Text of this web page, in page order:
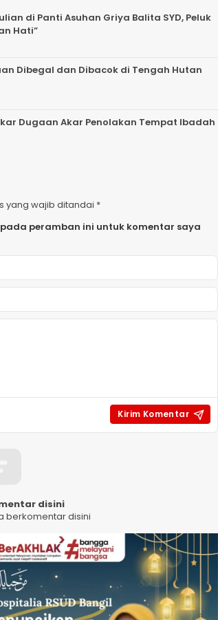
di Panti Asuhan Griya Balita SYD, Peluk
Hati”
Dibegal dan Dibacok di Tengah Hutan
Dugaan Akar Penolakan Tempat Ibadah
yang wajib ditandai *
peramban ini untuk komentar saya
disini
berkomentar disini